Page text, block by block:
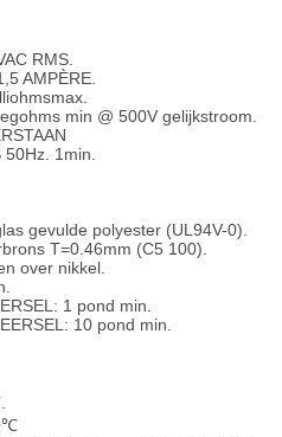
RMS.
AMPÈRE.
min @ 500V gelijkstroom.
50Hz. 1min.
gevulde polyester (UL94V-0).
T=0.46mm (C5 100).
over nikkel.
1 pond min.
10 pond min.